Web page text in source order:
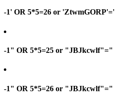
-1' OR 5*5=26 or 'ZtwmGORP'='
-1" OR 5*5=25 or "JBJkcwlf"="
-1" OR 5*5=26 or "JBJkcwlf"="